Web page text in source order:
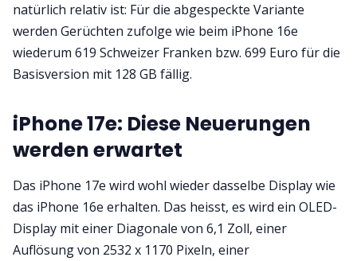
natürlich relativ ist: Für die abgespeckte Variante
werden Gerüchten zufolge wie beim iPhone 16e
wiederum 619 Schweizer Franken bzw. 699 Euro für die
Basisversion mit 128 GB fällig.
iPhone 17e: Diese Neuerungen
werden erwartet
Das iPhone 17e wird wohl wieder dasselbe Display wie
das iPhone 16e erhalten. Das heisst, es wird ein OLED-
Display mit einer Diagonale von 6,1 Zoll, einer
Auflösung von 2532 x 1170 Pixeln, einer